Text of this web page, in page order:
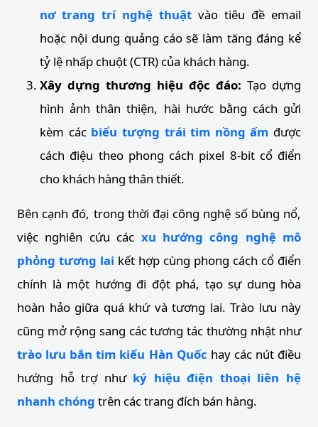
nơ trang trí nghệ thuật vào tiêu đề email
hoặc nội dung quảng cáo sẽ làm tăng đáng kể
tỷ lệ nhấp chuột (CTR) của khách hàng.
Xây dựng thương hiệu độc đáo: Tạo dựng
hình ảnh thân thiện, hài hước bằng cách gửi
kèm các biểu tượng trái tim nồng ấm được
cách điệu theo phong cách pixel 8-bit cổ điển
cho khách hàng thân thiết.
Bên cạnh đó, trong thời đại công nghệ số bùng nổ,
việc nghiên cứu các xu hướng công nghệ mô
phỏng tương lai kết hợp cùng phong cách cổ điển
chính là một hướng đi đột phá, tạo sự dung hòa
hoàn hảo giữa quá khứ và tương lai. Trào lưu này
cũng mở rộng sang các tương tác thường nhật như
trào lưu bắn tim kiểu Hàn Quốc hay các nút điều
hướng hỗ trợ như ký hiệu điện thoại liên hệ
nhanh chóng trên các trang đích bán hàng.